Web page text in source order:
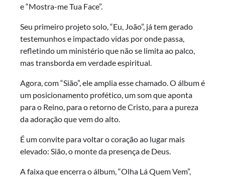
e “Mostra-me Tua Face”.
Seu primeiro projeto solo, “Eu, João”, já tem gerado
testemunhos e impactado vidas por onde passa,
refletindo um ministério que não se limita ao palco,
mas transborda em verdade espiritual.
Agora, com “Sião”, ele amplia esse chamado. O álbum é
um posicionamento profético, um som que aponta
para o Reino, para o retorno de Cristo, para a pureza
da adoração que vem do alto.
É um convite para voltar o coração ao lugar mais
elevado: Sião, o monte da presença de Deus.
A faixa que encerra o álbum, “Olha Lá Quem Vem”,